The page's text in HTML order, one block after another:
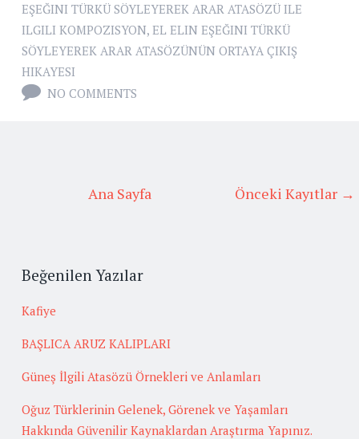
EŞEĞINI TÜRKÜ SÖYLEYEREK ARAR ATASÖZÜ ILE
ILGILI KOMPOZISYON, EL ELIN EŞEĞINI TÜRKÜ
SÖYLEYEREK ARAR ATASÖZÜNÜN ORTAYA ÇIKIŞ
HIKAYESI
NO COMMENTS
Önceki Kayıtlar →
Ana Sayfa
Beğenilen Yazılar
Kafiye
BAŞLICA ARUZ KALIPLARI
Güneş İlgili Atasözü Örnekleri ve Anlamları
Oğuz Türklerinin Gelenek, Görenek ve Yaşamları
Hakkında Güvenilir Kaynaklardan Araştırma Yapınız.